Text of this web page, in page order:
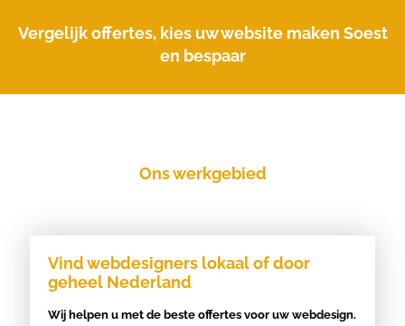
Vergelijk offertes, kies uw website maken Soest
en bespaar
Ons werkgebied
Vind webdesigners lokaal of door
geheel Nederland
Wij helpen u met de beste offertes voor uw webdesign.